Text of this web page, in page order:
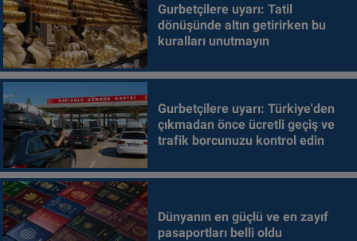
Gurbetçilere uyarı: Tatil
dönüşünde altın getirirken bu
kuralları unutmayın
Gurbetçilere uyarı: Türkiye'den
çıkmadan önce ücretli geçiş ve
trafik borcunuzu kontrol edin
Dünyanın en güçlü ve en zayıf
pasaportları belli oldu